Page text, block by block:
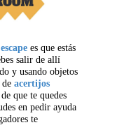
es que estás
salir de allí
y usando objetos
acertijos
que te quedes
en pedir ayuda
te